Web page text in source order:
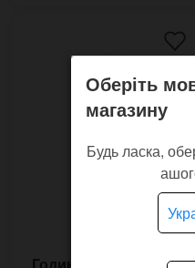
Оберіть
магазину
Будь ласка,